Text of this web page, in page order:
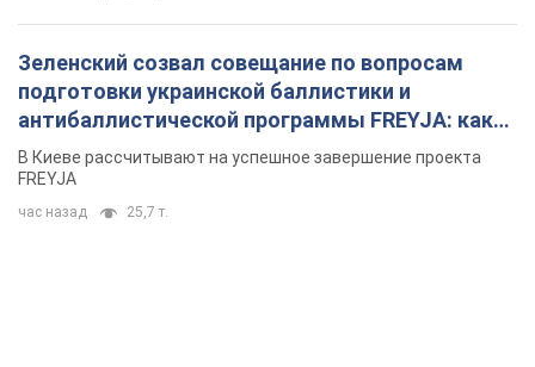
Зеленский созвал совещание по вопросам
подготовки украинской баллистики и
антибаллистической программы FREYJA: какие
решения готовятся
В Киеве рассчитывают на успешное завершение проекта
FREYJA
час назад 25,7 т.